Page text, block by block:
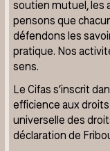
soutien mutuel, les
pensons que
défendons les
pratique. Nos
sens.
Le Cifas s’inscrit
efficience aux
universelle des
déclaration de